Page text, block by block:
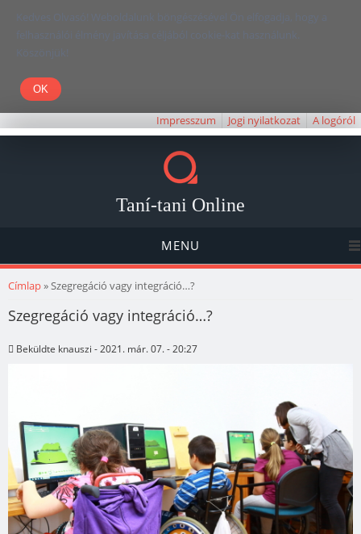
Kedves Olvasó! Weboldalunk böngészésével Ön elfogadja, hogy a
felhasználói élmény javítása céljából cookie-kat használunk.
Köszönjük!
Impresszum Jogi nyilatkozat A logóról
Taní-tani Online
MENU
Jelenlegi hely
Címlap» Szegregáció vagy integráció…?
Szegregáció vagy integráció…?
Beküldte knauszi - 2021. már. 07. - 20:27